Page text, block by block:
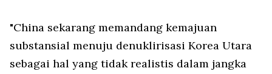
"China sekarang memandang kemajuan
substansial menuju denuklirisasi Korea Utara
sebagai hal yang tidak realistis dalam jangka